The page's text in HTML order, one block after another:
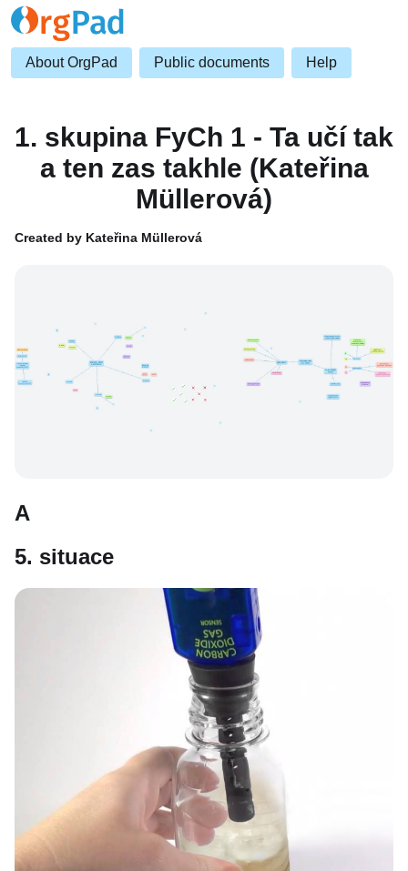
About OrgPad Public documents Help
1. skupina FyCh 1 - Ta učí tak
a ten zas takhle (Kateřina
Müllerová)
Created by Kateřina Müllerová
A
5. situace